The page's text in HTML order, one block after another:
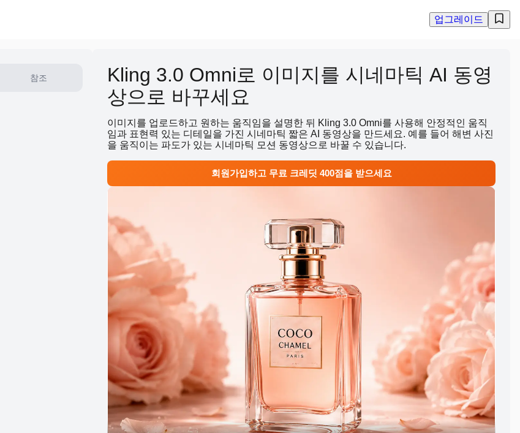
업그레이드
참조
Kling 3.0 Omni로 이미지를 시네마틱 AI 동영
상으로 바꾸세요
이미지를 업로드하고 원하는 움직임을 설명한 뒤 Kling 3.0 Omni를 사용해 안정적인 움직
임과 표현력 있는 디테일을 가진 시네마틱 짧은 AI 동영상을 만드세요. 예를 들어 해변 사진
을 움직이는 파도가 있는 시네마틱 모션 동영상으로 바꿀 수 있습니다.
회원가입하고 무료 크레딧 400점을 받으세요